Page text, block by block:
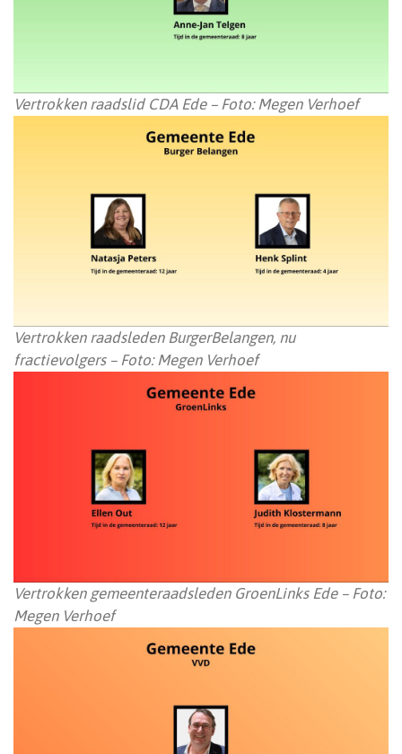
Vertrokken raadslid CDA Ede – Foto: Megen Verhoef
Vertrokken raadsleden BurgerBelangen, nu
fractievolgers – Foto: Megen Verhoef
Vertrokken gemeenteraadsleden GroenLinks Ede – Foto:
Megen Verhoef